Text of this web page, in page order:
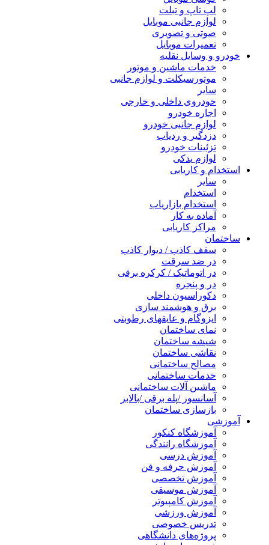
لپ تاپ و تبلت
لوازم جانبی موبایل
صوتی و تصویری
تعمیرات موبایل
خودرو و وسایل نقلیه
خدمات ماشین و موتور
موتورسیکلت و لوازم جانبی
سایر
خودروی داخلی و خارجی
اجاره خودرو
لوازم جانبی خودرو
دزدگیر و ردیاب
تزئینات خودرو
لوازم یدکی
استخدام و کاریابی
سایر
استخدام
استخدام بازاریاب
آماده به کار
مراکز کاریابی
ساختمان
سقف کاذب / دیوار کاذب
در ضد سرقت
در اتوماتیک / کرکره برقی
در و پنجره
دکوراسیون داخلی
برق و هوشمند سازی
ایزوگام و عایقهای رطوبتی
نمای ساختمان
شیشه ساختمان
نقاشی ساختمان
مصالح ساختمانی
خدمات ساختمانی
ماشین آلات ساختمانی
آسانسور /پله برقی /بالابر
بازسازی ساختمان
آموزشی
آموزشگاه کنکور
آموزشگاه رانندگی
آموزش درسی
آموزش حرفه و فن
آموزش تخصصی
آموزش موسیقی
آموزش کامپیوتر
آموزش ورزشی
تدریس خصوصی
پروژه‌های دانشگاهی